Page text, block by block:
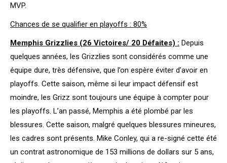
MVP.
Chances de se qualifier en playoffs : 80%
Memphis Grizzlies (26 Victoires/ 20 Défaites) : Depuis
quelques années, les Grizzlies sont considérés comme une
équipe dure, très défensive, que l’on espère éviter d’avoir en
playoffs. Cette saison, même si leur impact défensif est
moindre, les Grizz sont toujours une équipe à compter pour
les playoffs. L’an passé, Memphis a été plombé par les
blessures. Cette saison, malgré quelques blessures mineures,
les cadres sont présents. Mike Conley, qui a re-signé cette été
un contrat astronomique de 153 millions de dollars sur 5 ans,